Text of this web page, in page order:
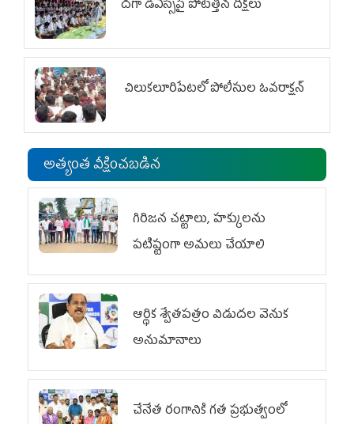
దగా డీఎస్సీపై పోటెత్తిన దీక్షలు
చిలుక‌లూరిపేట‌లో పోలీసుల ఓవ‌రాక్ష‌న్‌
అత్యంత వీక్షించబడిన
గిరిజన చట్టాలు, హక్కులను
పటిష్టంగా అమలు చేయాలి
ఆర్థిక శ్వేతపత్రం విడుదల వెనుక
అనుమానాలు
చేనేత రంగానికి గత ప్రభుత్వంలో